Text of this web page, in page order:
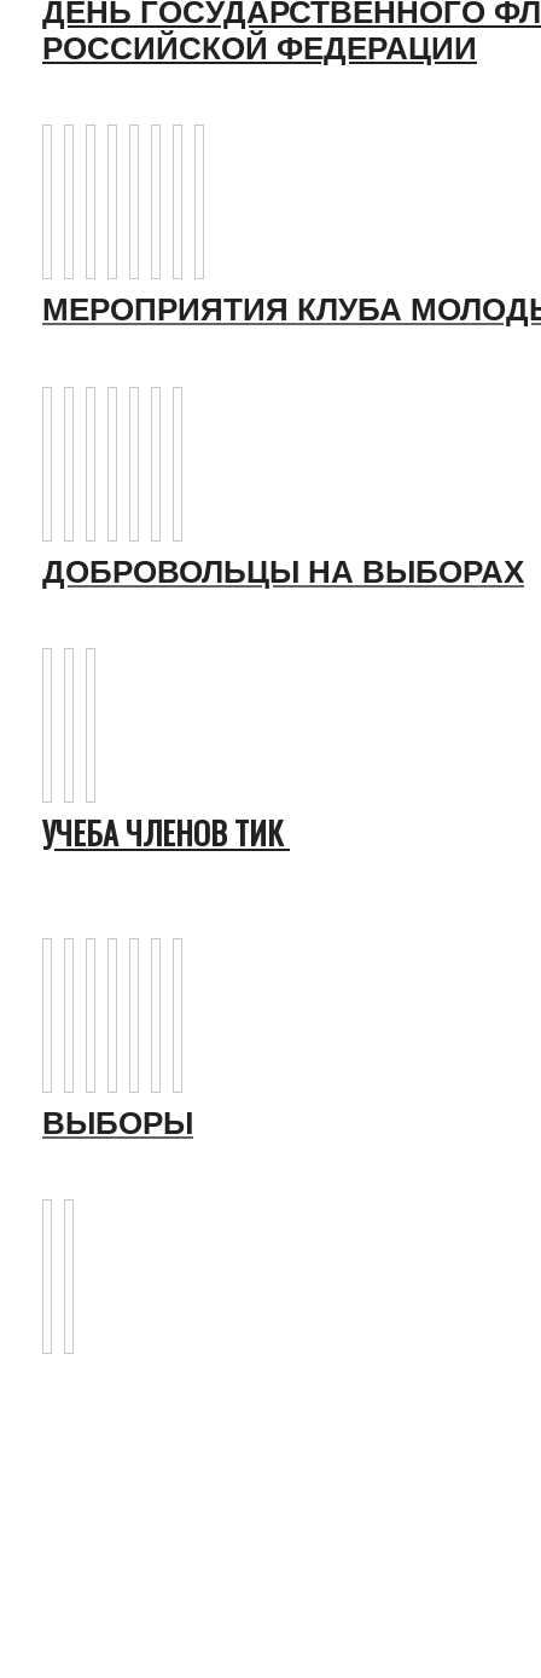
ДЕНЬ ГОСУДАРСТВЕННОГО
РОССИЙСКОЙ ФЕДЕРАЦИИ
МЕРОПРИЯТИЯ КЛУБА
ДОБРОВОЛЬЦЫ НА ВЫБОРАХ
УЧЕБА ЧЛЕНОВ ТИК
ВЫБОРЫ